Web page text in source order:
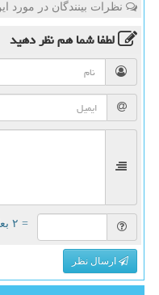
نظرات بینندگان در مورد
لطفا شما همنظر دهید
= ۲ بعلاوه ۳
ارسال نظر